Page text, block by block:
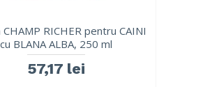
CHAMP RICHER pentru CAINI
cu BLANA ALBA, 250 ml
57,17 lei